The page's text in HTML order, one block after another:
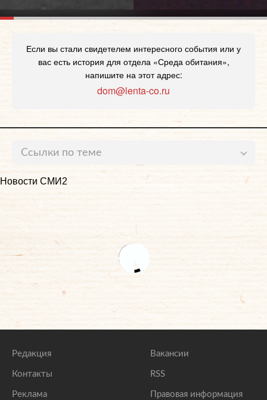
Если вы стали свидетелем интересного события или у
вас есть история для отдела «Среда обитания»,
напишите на этот адрес:
dom@lenta-co.ru
Ссылки по теме
Кремль указал на отсутствие конкретики по
проекту новых городов в Сибири
В Кремле допустили обсуждение Путина с Шойгу
проекта новых городов в Сибири
lenta.ru
Шойгу рассказал о местах для строительства
городов в Сибири
lenta.ru
Новости СМИ2
Редакция
Контакты
Реклама
Вакансии
RSS
Правовая информация